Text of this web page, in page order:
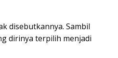
disebutkannya. Sambil
dirinya terpilih menjadi